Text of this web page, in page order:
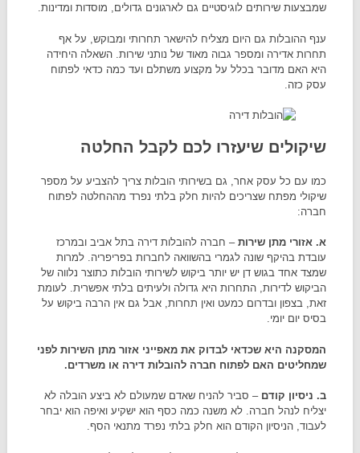
שמבצעות שירותים לוגיסטיים גם לארגונים גדולים, מוסדות ומדינות.
ענף ההובלות גם היום מצליח להישאר תחרותי ומבוקש, על אף
תחרות אדירה ומספר גבוה מאוד של נותני שירות. השאלה היחידה
היא האם מדובר בכלל על מקצוע משתלם ועד כמה כדאי לפתוח
עסק כזה.
שיקולים שיעזרו לכם לקבל החלטה
כמו עם כל עסק אחר, גם בשירותי הובלות צריך להצביע על מספר
שיקולי מפתח שצריכים להיות חלק בלתי נפרד מההחלטה לפתוח
חברה:
א. אזורי מתן שירות– חברה להובלות דירה בתל אביב ובמרכז
עובדת בהיקף שונה לגמרי בהשוואה לחברות בפריפריה. למרות
שמצד אחד בגוש דן יש יותר ביקוש לשירותי הובלות כתוצר נלווה של
הביקוש לדירות, התחרות היא גדולה ולעיתים בלתי אפשרית. לעומת
זאת, בצפון ובדרום כמעט ואין תחרות, אבל גם אין הרבה ביקוש על
בסיס יום יומי.
המסקנה היא שכדאי לבדוק את מאפייני אזור מתן השירות לפני
שמחליטים האם לפתוח חברה להובלות דירה או משרדים.
ב. ניסיון קודם – סביר להניח שאדם שמעולם לא ביצע הובלה לא
יצליח לנהל חברה. לא משנה כמה כסף הוא ישקיע ואיפה הוא יבחר
לעבוד, הניסיון הקודם הוא חלק בלתי נפרד מתנאי הסף.